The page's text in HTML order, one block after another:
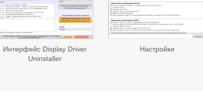
Интерфейс Display Driver
Uninstaller
Настройки